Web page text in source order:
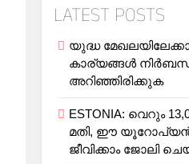
LATEST POSTS
യുദ്ധ
കാര്യങ്ങള്‍
അറിഞ്ഞിരിക്കുക
ESTONIA: വെറും
മതി, ഈ
ജീവിക്കാം ജോലി